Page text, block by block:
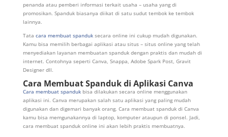
penanda atau pemberi informasi terkait usaha – usaha yang di
promosikan. Spanduk biasanya diikat di satu sudut tembok ke tembok
lainnya.
Tata cara membuat spanduksecara online ini cukup mudah digunakan.
Kamu bisa memilih berbagai aplikasi atau situs – situs online yang telah
menyediakan layanan membuatan spanduk dengan praktis dan mudah di
internet. Contohnya seperti Canva, Snappa, Adobe Spark Post, Gravit
Designer dll.
Cara Membuat Spanduk di Aplikasi Canva
Cara membuat spandukbisa dilakukan secara online menggunakan
aplikasi ini. Canva merupakan salah satu aplikasi yang paling mudah
digunakan dan digemari banyak orang. Cara membuat spanduk di Canva
kamu bisa memgunakannya di laptop, komputer ataupun di ponsel. Jadi,
cara membuat spanduk online ini akan lebih praktis membuatnya.